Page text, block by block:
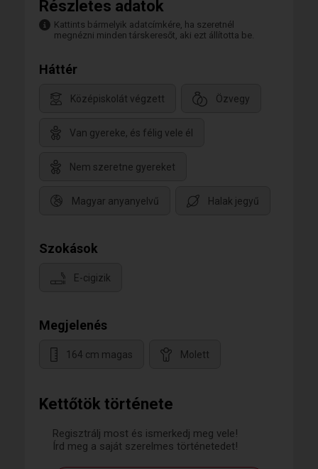
Kettőtök története
Regisztrálj most és ismerkedj meg vele!
Írd meg a saját szerelmes történetedet!
Részletes adatok
Kattints bármelyik adatcímkére, ha szeretnél
megnézni minden társkeresőt, aki ezt állította be.
Háttér
Középiskolát végzett Özvegy
Van gyereke, és félig vele él
Nem szeretne gyereket
Magyar anyanyelvű Halak jegyű
Szokások
E-cigizik
Megjelenés
164 cm magas Molett